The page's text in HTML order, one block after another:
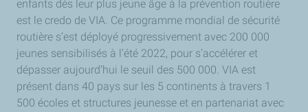
enfants dès leur plus jeune âge à la prévention routière
est le credo de VIA. Ce programme mondial de sécurité
routière s’est déployé progressivement avec 200 000
jeunes sensibilisés à l’été 2022, pour s’accélérer et
dépasser aujourd’hui le seuil des 500 000. VIA est
présent dans 40 pays sur les 5 continents à travers 1
500 écoles et structures jeunesse et en partenariat avec